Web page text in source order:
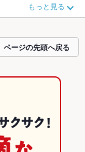
をご紹介しているの
も拡大中です。友達
もっと見る
ページの先頭へ戻る